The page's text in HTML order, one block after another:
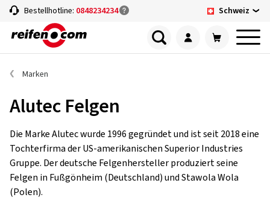
Bestellhotline: 0848234234 Schweiz
Marken
Alutec Felgen
Die Marke Alutec wurde 1996 gegründet und ist seit 2018 eine
Tochterfirma der US-amerikanischen Superior Industries
Gruppe. Der deutsche Felgenhersteller produziert seine
Felgen in Fußgönheim (Deutschland) und Stawola Wola
(Polen).